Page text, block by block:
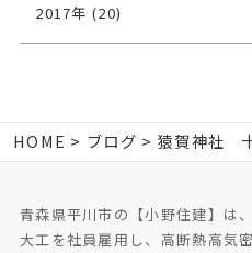
2017年 (20)
HOME ブログ 猿賀神社
青森県平川市の【小野住建】は
大工を社員雇用し、高断熱高気